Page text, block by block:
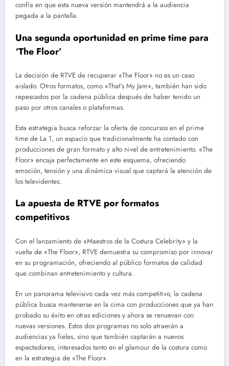
confía en que esta nueva versión mantendrá a la audiencia
pegada a la pantalla.
Una segunda oportunidad en prime time para
‘The Floor’
La decisión de RTVE de recuperar «The Floor» no es un caso
aislado. Otros formatos, como «That’s My Jam», también han sido
repescados por la cadena pública después de haber tenido un
paso por otros canales o plataformas.
Esta estrategia busca reforzar la oferta de concursos en el prime
time de La 1, un espacio que tradicionalmente ha contado con
producciones de gran formato y alto nivel de entretenimiento. «The
Floor» encaja perfectamente en este esquema, ofreciendo
emoción, tensión y una dinámica visual que captará la atención de
los televidentes.
La apuesta de RTVE por formatos
competitivos
Con el lanzamiento de «Maestros de la Costura Celebrity» y la
vuelta de «The Floor», RTVE demuestra su compromiso por innovar
en su programación, ofreciendo al público formatos de calidad
que combinan entretenimiento y cultura.
En un panorama televisivo cada vez más competitivo, la cadena
pública busca mantenerse en la cima con producciones que ya han
probado su éxito en otras ediciones y ahora se renuevan con
nuevas versiones. Estos dos programas no solo atraerán a
audiencias ya fieles, sino que también captarán a nuevos
espectadores, interesados tanto en el glamour de la costura como
en la estrategia de «The Floor».